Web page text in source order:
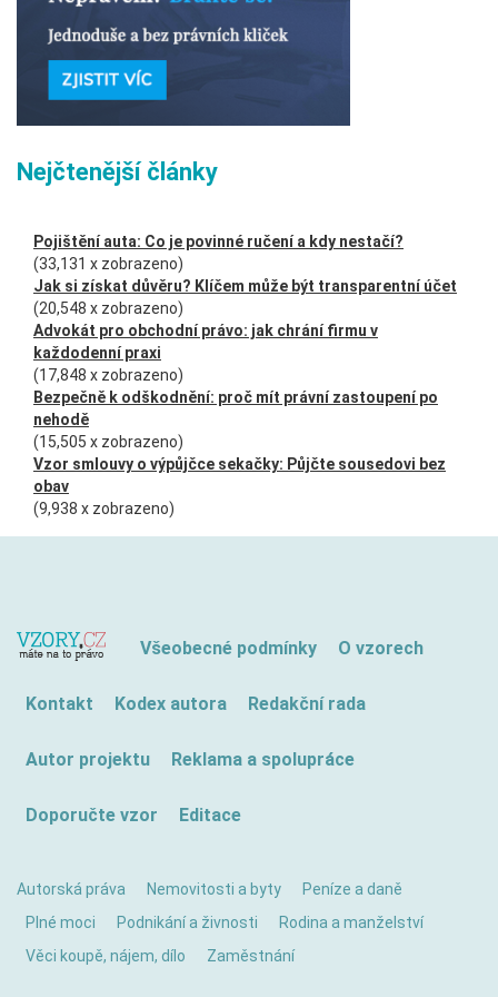
Nejčtenější články
Pojištění auta: Co je povinné ručení a kdy nestačí?
(33,131 x zobrazeno)
Jak si získat důvěru? Klíčem může být transparentní účet
(20,548 x zobrazeno)
Advokát pro obchodní právo: jak chrání firmu v
každodenní praxi
(17,848 x zobrazeno)
Bezpečně k odškodnění: proč mít právní zastoupení po
nehodě
(15,505 x zobrazeno)
Vzor smlouvy o výpůjčce sekačky: Půjčte sousedovi bez
obav
(9,938 x zobrazeno)
Všeobecné podmínky O vzorech
Kontakt Kodex autora Redakční rada
Autor projektu Reklama a spolupráce
Doporučte vzor Editace
Autorská práva Nemovitosti a byty
Peníze a daně
Plné moci
Podnikání a živnosti
Rodina a manželství
Věci koupě, nájem, dílo
Zaměstnání